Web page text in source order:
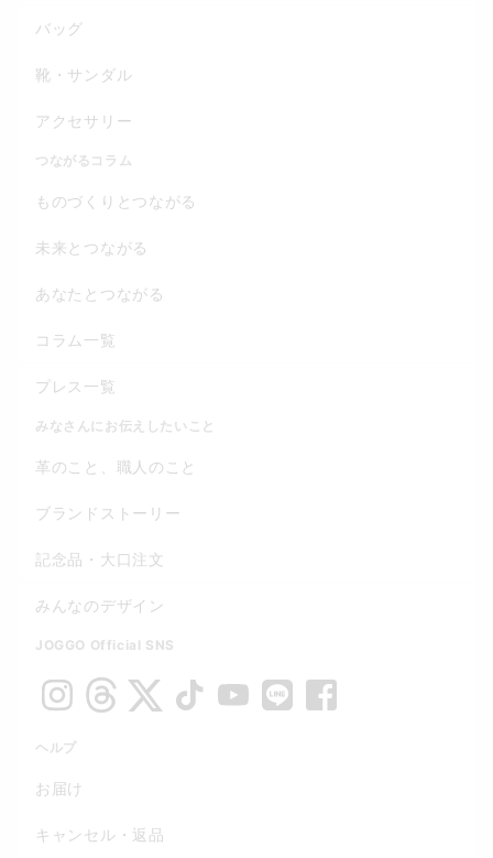
バッグ
靴・サンダル
アクセサリー
つながるコラム
ものづくりとつながる
未来とつながる
あなたとつながる
コラム一覧
プレス一覧
みなさんにお伝えしたいこと
革のこと、職人のこと
ブランドストーリー
記念品・大口注文
みんなのデザイン
JOGGO Official SNS
ヘルプ
お届け
キャンセル・返品